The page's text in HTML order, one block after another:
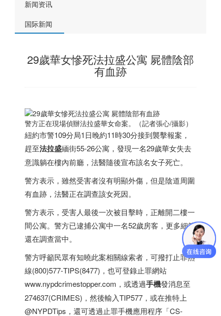
新闻资讯
国际新闻
29歲華女慘死法拉盛公寓 屍體陰部
有血跡
警方正在現場偵辦法拉盛華女命案。（記者張心/攝影）
紐約市警109分局1日晚約11時30分接到襲擊報案，
趕至法拉盛緬街55-26公寓，發現一名29歲華女失去
意識躺在樓內前廳，法醫隨後宣布該名女子死亡。
警方表示，雖然受害者沒有明顯外傷，但是陰道周圍
有血跡，法醫正在調查該女死因。
警方表示，受害人最後一次被目擊時，正離開二樓一
間公寓。警方已逮捕公寓中一名52歲房客，更多細節
還在調查當中。
警方呼籲民眾有知曉此案相關線索者，可撥打止罪熱
線(800)577-TIPS(8477)，也可登錄止罪網站
www.nypdcrimestopper.com，或透過手機發消息至
274637(CRIMES)，然後輸入TIP577，或在推特上
@NYPDTips，還可透過止罪手機應用程序「CS-